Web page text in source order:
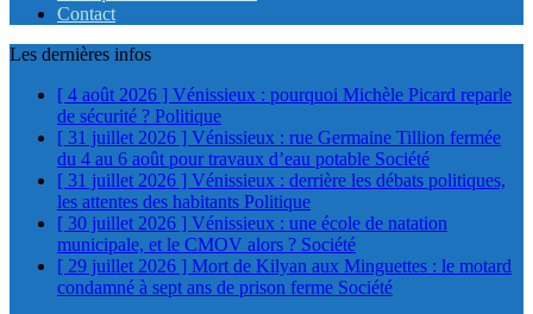
Contact
Les dernières infos
[ 4 août 2026 ] Vénissieux : pourquoi Michèle Picard reparle
de sécurité ? Politique
[ 31 juillet 2026 ] Vénissieux : rue Germaine Tillion fermée
du 4 au 6 août pour travaux d’eau potable Société
[ 31 juillet 2026 ] Vénissieux : derrière les débats politiques,
les attentes des habitants Politique
[ 30 juillet 2026 ] Vénissieux : une école de natation
municipale, et le CMOV alors ? Société
[ 29 juillet 2026 ] Mort de Kilyan aux Minguettes : le motard
condamné à sept ans de prison ferme Société